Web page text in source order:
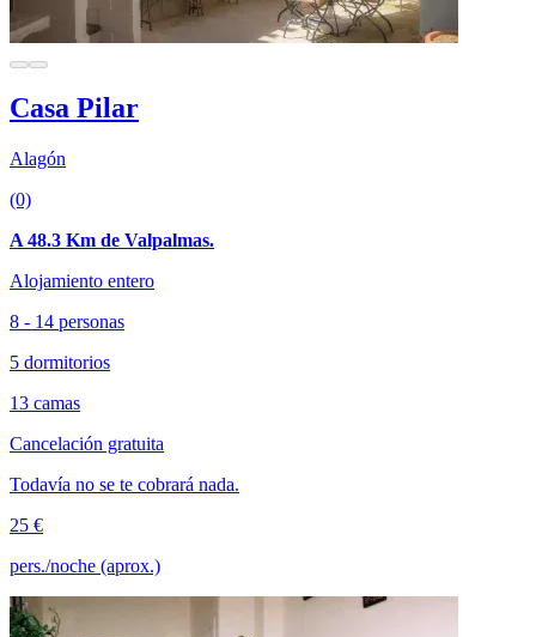
Casa Pilar
Alagón
(0)
A 48.3 Km de Valpalmas.
Alojamiento entero
8 - 14 personas
5 dormitorios
13 camas
Cancelación gratuita
Todavía no se te cobrará nada.
25 €
pers./noche (aprox.)